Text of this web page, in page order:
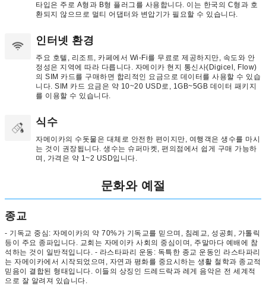
타입은 주로 A형과 B형 플러그를 사용합니다. 이는 한국의 C형과 호
환되지 않으므로 멀티 어댑터와 변압기가 필요할 수 있습니다.
인터넷 환경
주요 호텔, 리조트, 카페에서 Wi-Fi를 무료로 제공하지만, 속도와 안
정성은 지역에 따라 다릅니다. 자메이카 현지 통신사(Digicel, Flow)
의 SIM 카드를 구매하면 합리적인 요금으로 데이터를 사용할 수 있습
니다. SIM 카드 요금은 약 10~20 USD로, 1GB~5GB 데이터 패키지
를 이용할 수 있습니다.
식수
자메이카의 수돗물은 대체로 안전한 편이지만, 여행객은 생수를 마시
는 것이 권장됩니다. 생수는 슈퍼마켓, 편의점에서 쉽게 구매 가능하
며, 가격은 약 1~2 USD입니다.
문화와 예절
종교
- 기독교 중심: 자메이카의 약 70%가 기독교를 믿으며, 침례교, 성공회, 가톨릭
등이 주요 종파입니다. 교회는 자메이카 사회의 중심이며, 주말마다 예배에 참
석하는 것이 일반적입니다. - 라스타파리 운동: 독특한 종교 운동인 라스타파리
는 자메이카에서 시작되었으며, 자연과 평화를 중요시하는 생활 철학과 종교적
믿음이 결합된 형태입니다. 이들의 상징인 드레드락과 레게 음악은 전 세계적
으로 잘 알려져 있습니다.